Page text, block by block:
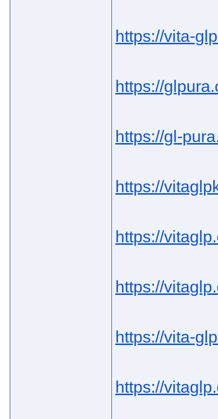
https://vita-
https://
https://gl-
https://
https://
https://
https://vita-
https://